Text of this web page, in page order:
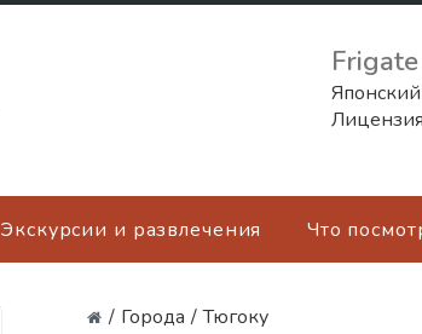
Экскурсии и развлечения Что
/ Города / Тюгоку